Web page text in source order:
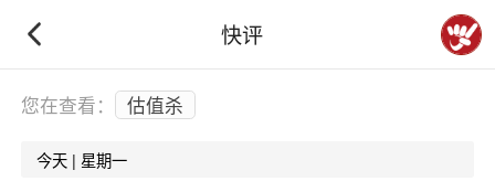
快评
下拉刷新
您在查看： 估值杀
今天 | 星期一